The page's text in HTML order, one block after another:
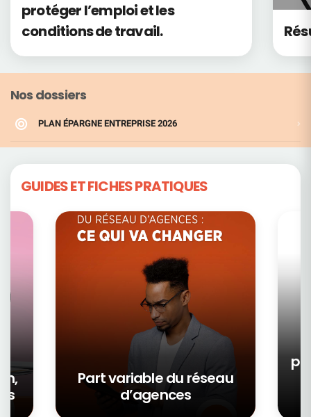
protéger l’emploi et les
conditions de travail.
Nos dossiers
PLAN ÉPARGNE ENTREPRISE 2026
GUIDES ET FICHES PRATIQUES
Part variable du réseau
d’agences